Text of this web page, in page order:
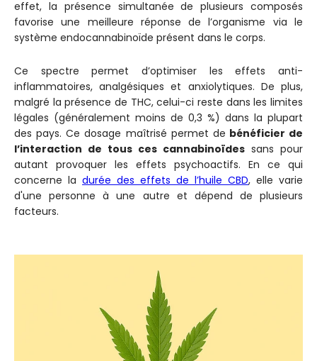
effet, la présence simultanée de plusieurs composés
favorise une meilleure réponse de l’organisme via le
système endocannabinoïde présent dans le corps.
Ce spectre permet d’optimiser les effets anti-
inflammatoires, analgésiques et anxiolytiques. De plus,
malgré la présence de THC, celui-ci reste dans les limites
légales (généralement moins de 0,3 %) dans la plupart
des pays. Ce dosage maîtrisé permet de bénéficier de
l’interaction de tous ces cannabinoïdes sans pour
autant provoquer les effets psychoactifs. En ce qui
concerne la durée des effets de l’huile CBD, elle varie
d'une personne à une autre et dépend de plusieurs
facteurs.